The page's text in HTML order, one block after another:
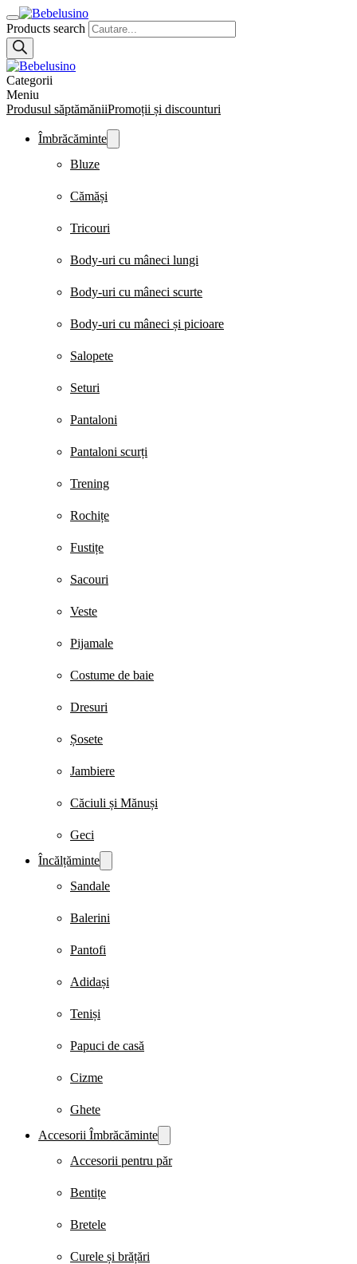
Products search
Categorii
Meniu
Produsul săptămăniiPromoții și discounturi
Îmbrăcăminte
Bluze
Cămăși
Tricouri
Body-uri cu mâneci lungi
Body-uri cu mâneci scurte
Body-uri cu mâneci și picioare
Salopete
Seturi
Pantaloni
Pantaloni scurți
Trening
Rochițe
Fustițe
Sacouri
Veste
Pijamale
Costume de baie
Dresuri
Șosete
Jambiere
Căciuli și Mănuși
Geci
Încălțăminte
Sandale
Balerini
Pantofi
Adidași
Teniși
Papuci de casă
Cizme
Ghete
Accesorii Îmbrăcăminte
Accesorii pentru păr
Bentițe
Bretele
Curele și brățări